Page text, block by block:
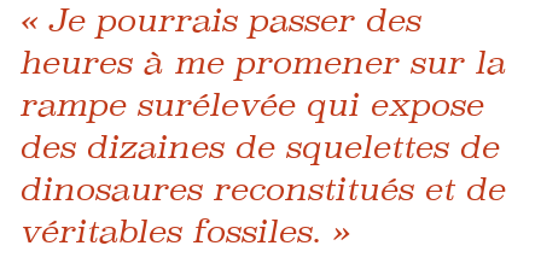
« Je pourrais passer des
heures à me promener sur la
rampe surélevée qui expose
des dizaines de squelettes de
dinosaures reconstitués et de
véritables fossiles. »